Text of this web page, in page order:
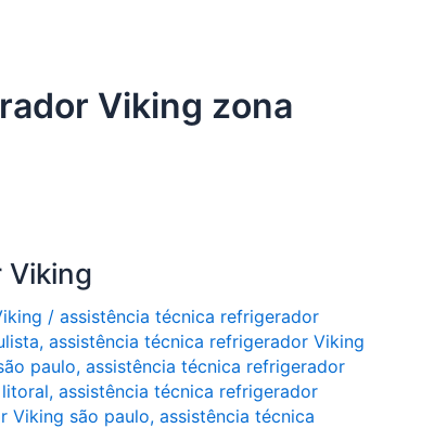
Viking zona
Viking
/ assistência técnica refrigerador
, assistência técnica refrigerador Viking
paulo, assistência técnica refrigerador
, assistência técnica refrigerador
Viking são paulo, assistência técnica